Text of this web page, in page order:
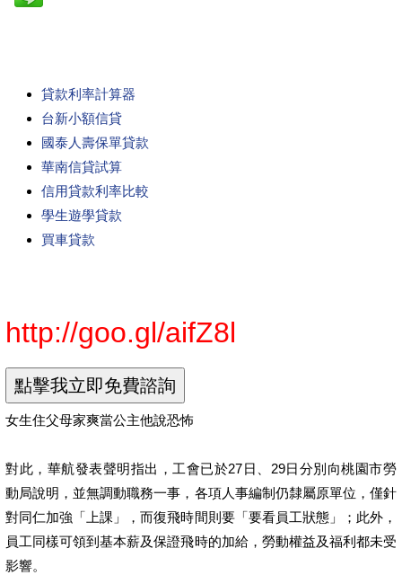
貸款利率計算器
台新小額信貸
國泰人壽保單貸款
華南信貸試算
信用貸款利率比較
學生遊學貸款
買車貸款
http://goo.gl/aifZ8l
女生住父母家爽當公主他說恐怖
對此，華航發表聲明指出，工會已於27日、29日分別向桃園市勞
動局說明，並無調動職務一事，各項人事編制仍隸屬原單位，僅針
對同仁加強「上課」，而復飛時間則要「要看員工狀態」；此外，
員工同樣可領到基本薪及保證飛時的加給，勞動權益及福利都未受
影響。